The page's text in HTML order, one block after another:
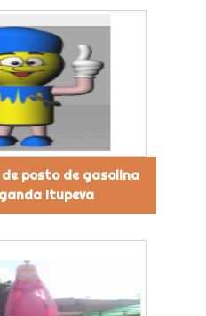
posto de gasolina
Itupeva